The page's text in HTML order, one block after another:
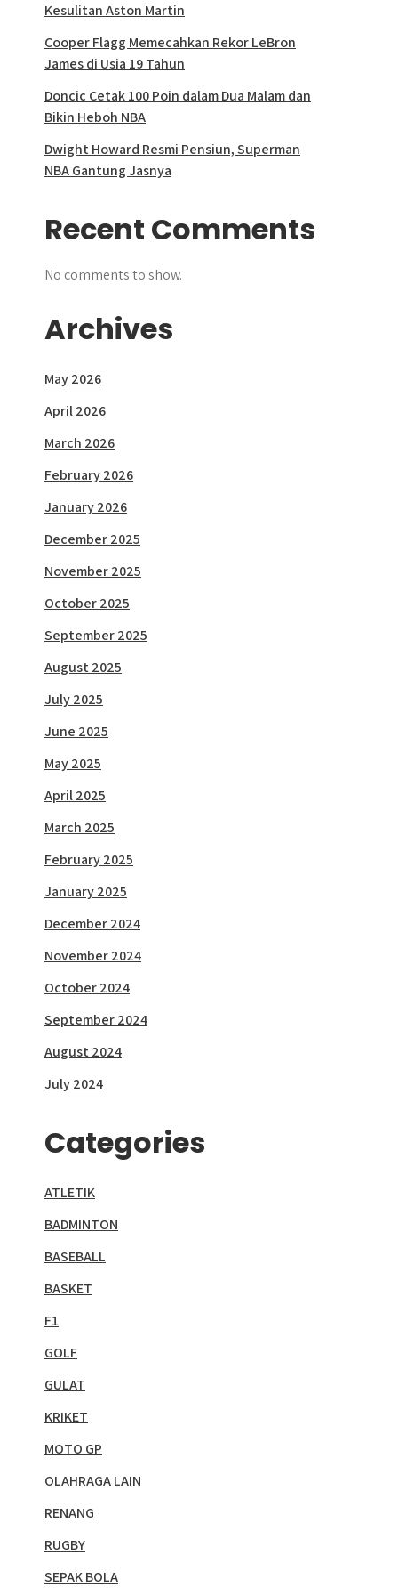
Kesulitan Aston Martin
Cooper Flagg Memecahkan Rekor LeBron
James di Usia 19 Tahun
Doncic Cetak 100 Poin dalam Dua Malam dan
Bikin Heboh NBA
Dwight Howard Resmi Pensiun, Superman
NBA Gantung Jasnya
Recent Comments
No comments to show.
Archives
May 2026
April 2026
March 2026
February 2026
January 2026
December 2025
November 2025
October 2025
September 2025
August 2025
July 2025
June 2025
May 2025
April 2025
March 2025
February 2025
January 2025
December 2024
November 2024
October 2024
September 2024
August 2024
July 2024
Categories
ATLETIK
BADMINTON
BASEBALL
BASKET
F1
GOLF
GULAT
KRIKET
MOTO GP
OLAHRAGA LAIN
RENANG
RUGBY
SEPAK BOLA